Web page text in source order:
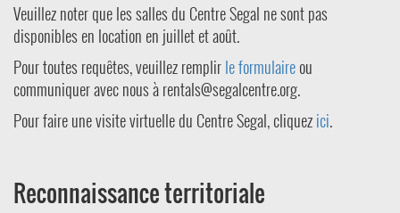
Veuillez noter que les salles du Centre Segal ne sont pas
disponibles en location en juillet et août.
Pour toutes requêtes, veuillez remplirle formulaireou
communiquer avec nous àrentals@segalcentre.org.
Pour faire une visite virtuelle du Centre Segal, cliquezici.
Reconnaissance territoriale